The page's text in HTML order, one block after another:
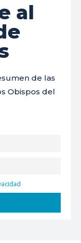
al
de las
Obispos del